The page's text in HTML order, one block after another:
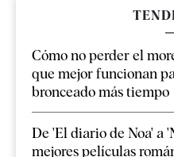
Cómo no perder el
que mejor funcionan
bronceado más tiempo
De 'El diario de Noa' a
mejores películas